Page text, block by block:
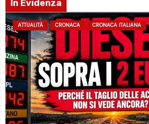
In Evidenza
ATTUALITÀ CRONACA CRONACA ITALIANA